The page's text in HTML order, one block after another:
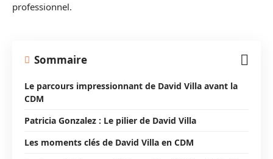
professionnel.
Sommaire
Le parcours impressionnant de David Villa avant la
CDM
Patricia Gonzalez : Le pilier de David Villa
Les moments clés de David Villa en CDM